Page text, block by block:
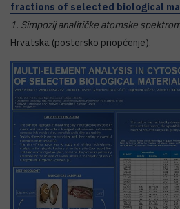
fractions of selected biological
1. Simpozij analitičke atomske
Hrvatska (postersko priopćenje).